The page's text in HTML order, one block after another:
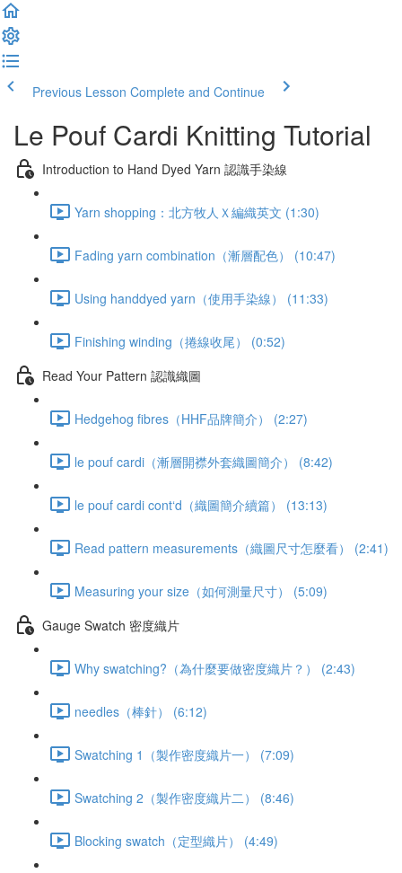
Previous Lesson Complete and Continue
Le Pouf Cardi Knitting Tutorial
Introduction to Hand Dyed Yarn 認識手染線
Yarn shopping：北方牧人Ｘ編織英文 (1:30)
Fading yarn combination（漸層配色） (10:47)
Using handdyed yarn（使用手染線） (11:33)
Finishing winding（捲線收尾） (0:52)
Read Your Pattern 認識織圖
Hedgehog fibres（HHF品牌簡介） (2:27)
le pouf cardi（漸層開襟外套織圖簡介） (8:42)
le pouf cardi cont‘d（織圖簡介續篇） (13:13)
Read pattern measurements（織圖尺寸怎麼看） (2:41)
Measuring your size（如何測量尺寸） (5:09)
Gauge Swatch 密度織片
Why swatching?（為什麼要做密度織片？） (2:43)
needles（棒針） (6:12)
Swatching 1（製作密度織片一） (7:09)
Swatching 2（製作密度織片二） (8:46)
Blocking swatch（定型織片） (4:49)